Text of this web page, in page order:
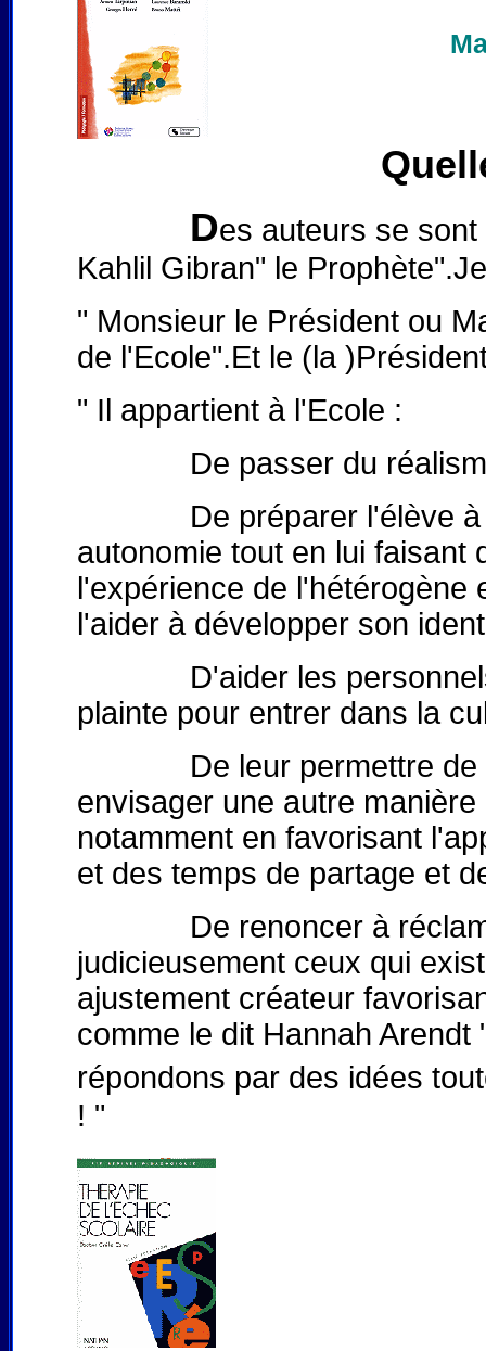
Des auteurs se
Kahlil Gibran" le
" Monsieur le Président ou
de l'Ecole".Et le (la
" Il appartient à l'Ecole :
De passer du réalisme
De préparer l'élève à
autonomie tout en lui faisant
l'expérience de l'hétérogène
l'aider à développer son
D'aider les personnels,
plainte pour entrer dans la
De leur permettre de
envisager une autre
notamment en favorisant
et des temps de partage et
De renoncer à réclamer
judicieusement ceux qui
ajustement créateur
comme le dit Hannah
répondons par des idées
! "